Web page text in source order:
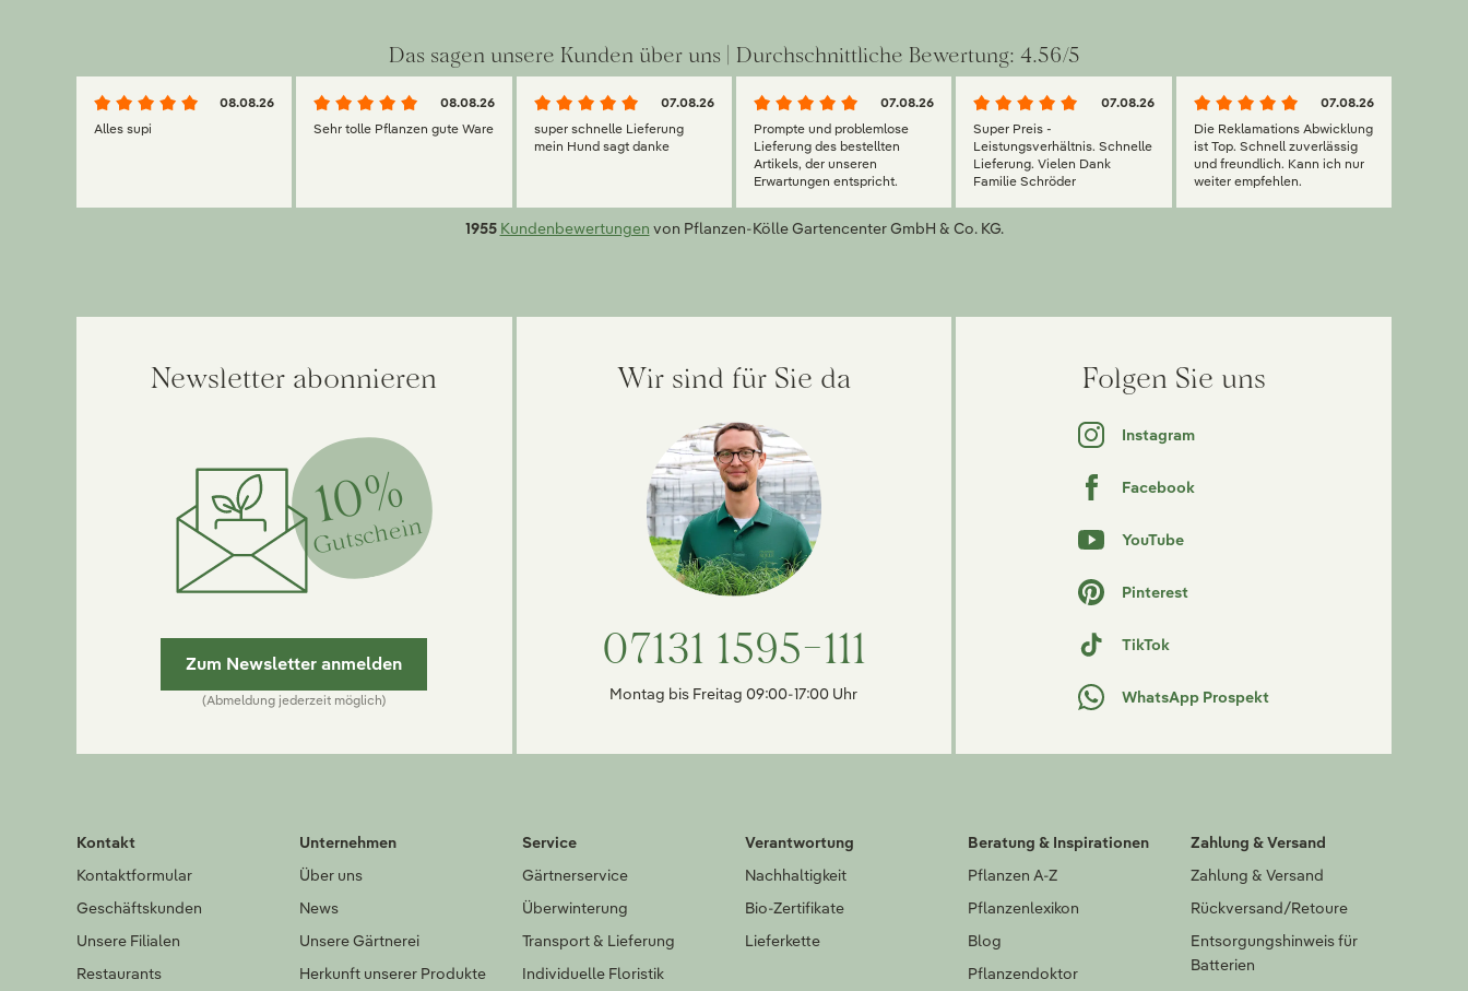
Das sagen unsere Kunden über uns | Durchschnittliche Bewertung: 4.56/5
08.08.26
Alles supi
08.08.26
Sehr tolle Pflanzen gute Ware
07.08.26
super schnelle Lieferung
mein Hund sagt danke
07.08.26
Prompte und problemlose
Lieferung des bestellten
Artikels, der unseren
Erwartungen entspricht.
07.08.26
Super Preis -
Leistungsverhältnis. Schnelle
Lieferung. Vielen Dank
Familie Schröder
07.08.26
Die Reklamations Abwicklung
ist Top. Schnell zuverlässig
und freundlich. Kann ich nur
weiter empfehlen.
1955 Kundenbewertungen von Pflanzen-Kölle Gartencenter GmbH & Co. KG.
Newsletter abonnieren
10%
Gutschein
Zum Newsletter anmelden
(Abmeldung jederzeit möglich)
Wir sind für Sie da
07131 1595-111
Montag bis Freitag 09:00-17:00 Uhr
Folgen Sie uns
Instagram
Facebook
YouTube
Pinterest
TikTok
WhatsApp Prospekt
Kontakt
Kontaktformular
Geschäftskunden
Unsere Filialen
Restaurants
Unternehmen
Über uns
News
Unsere Gärtnerei
Herkunft unserer Produkte
Service
Gärtnerservice
Überwinterung
Transport & Lieferung
Individuelle Floristik
Verantwortung
Nachhaltigkeit
Bio-Zertifikate
Lieferkette
Beratung & Inspirationen
Pflanzen A-Z
Pflanzenlexikon
Blog
Pflanzendoktor
Zahlung & Versand
Zahlung & Versand
Rückversand/Retoure
Entsorgungshinweis für
Batterien